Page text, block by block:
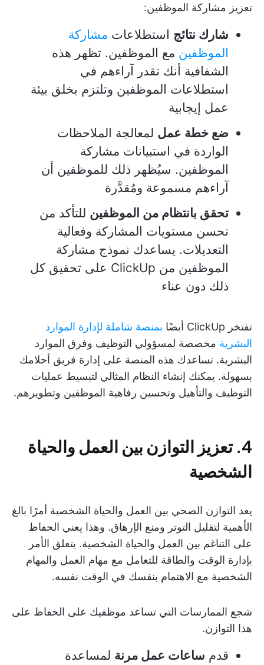
تعزيز مشاركة الموظفين:
شارك نتائج استطلاعات مشاركة
الموظفين مع الموظفين. تظهر هذه
الشفافية أنك تقدر آراءهم في
استطلاعات الموظفين وتلتزم بخلق بيئة
عمل إيجابية
ضع خطة عمل لمعالجة الملاحظات
الواردة في استبيانات مشاركة
الموظفين. سيُظهر ذلك للموظفين أن
آراءهم مسموعة ومُقدَّرة
تحقق بانتظام من الموظفين للتأكد من
تحسن مستويات المشاركة وفعالية
التعديلات. يساعدك نموذج مشاركة
الموظفين من ClickUp على تحقيق كل
ذلك دون عناء
تفتخر ClickUp أيضًا
بمنصة شاملة لإدارة الموارد
البشرية مخصصة لمسؤولي التوظيف وفرق الموارد
البشرية. تساعدك هذه المنصة على إدارة فريق أحلامك
بسهولة. يمكنك إنشاء النظام المثالي لتبسيط عمليات
التوظيف والتأهيل وتحسين رفاهية الموظفين وتطويرهم.
4. تعزيز التوازن بين العمل والحياة
الشخصية
يعد التوازن الصحي بين العمل والحياة الشخصية أمرًا بالغ
الأهمية لتقليل التوتر ومنع الإرهاق. وهذا يعني الحفاظ
على التناغم بين العمل والحياة الشخصية. يتعلق الأمر
بإدارة الوقت والطاقة للتعامل مع مهام العمل والمهام
الشخصية مع الاهتمام بنفسك في الوقت نفسه.
شجع الممارسات التي تساعد موظفيك على الحفاظ على
هذا التوازن.
قدم ساعات عمل مرنة لمساعدة